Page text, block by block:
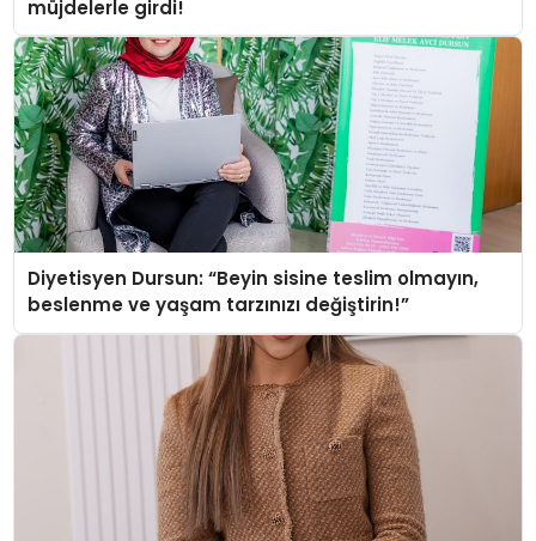
müjdelerle girdi!
Diyetisyen Dursun: “Beyin sisine teslim olmayın,
beslenme ve yaşam tarzınızı değiştirin!”